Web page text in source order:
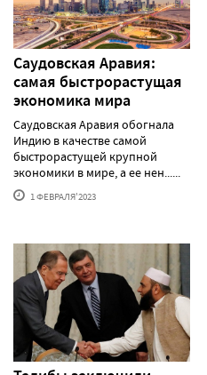
Саудовская Аравия:
самая быстрорастущая
экономика мира
Саудовская Аравия обогнала
Индию в качестве самой
быстрорастущей крупной
экономики в мире, а ее нен......
1 ФЕВРАЛЯ'2023